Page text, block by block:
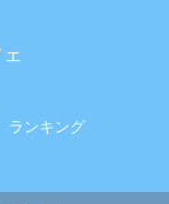
ランキング